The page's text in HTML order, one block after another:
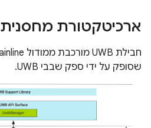
ארכיטקטורת מחסנית UWB
שסופק על ידי ספק שבבי UWB.